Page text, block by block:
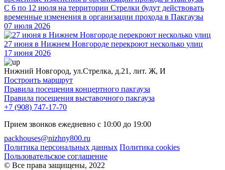
С 6 по 12 июля на территории Стрелки будут действовать
временные изменения в организации прохода в Пакгаузы
07 июля 2026
27 июня в Нижнем Новгороде перекроют несколько улиц
17 июня 2026
Нижний Новгород, ул.Стрелка, д.21, лит. Ж, И
Построить маршрут
Правила посещения концертного пакгауза
Правила посещения выставочного пакгауза
+7 (908) 747-17-70
Прием звонков ежедневно с 10:00 до 19:00
packhouses@nizhny800.ru
Политика персональных данных Политика cookies
Пользовательское соглашение
© Все права защищены, 2022